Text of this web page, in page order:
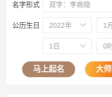
名字形式 双字：李商隐
公历生日 2022年 1月
1日 0
马上起名 大